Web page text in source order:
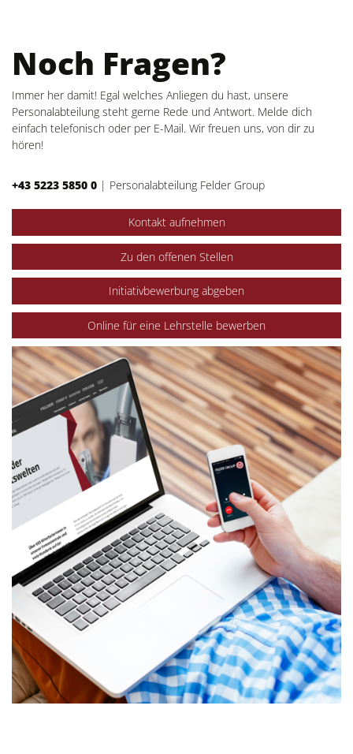
Noch Fragen?
Immer her damit! Egal welches Anliegen du hast, unsere
Personalabteilung steht gerne Rede und Antwort. Melde dich
einfach telefonisch oder per E-Mail. Wir freuen uns, von dir zu
hören!
+43 5223 5850 0 | Personalabteilung Felder Group
Kontakt aufnehmen
Zu den offenen Stellen
Initiativbewerbung abgeben
Online für eine Lehrstelle bewerben